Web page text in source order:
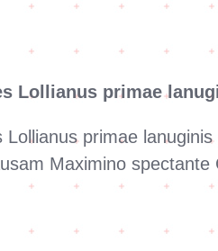
Lollianus primae
Lollianus primae
Maximino